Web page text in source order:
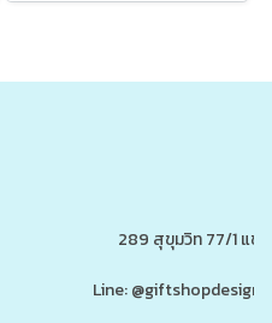
289 สุขุมวิท 77/1 แข
Line: